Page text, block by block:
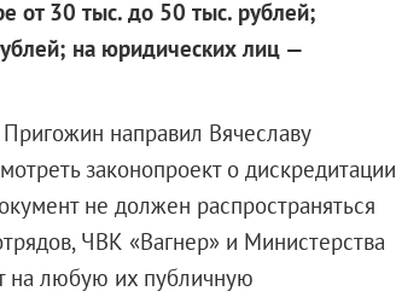
от 30 тыс. до 50 тыс. рублей;
на юридических лиц —
направил Вячеславу
законопроект о дискредитации
не должен распространяться
ЧВК «Вагнер» и Министерства
на любую их публичную